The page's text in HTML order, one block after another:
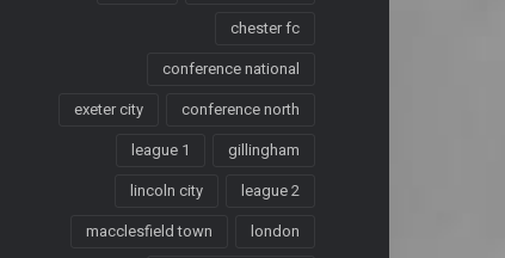
chester fc
conference national
conference north
exeter city
gillingham
league 1
league 2
lincoln city
london
macclesfield town